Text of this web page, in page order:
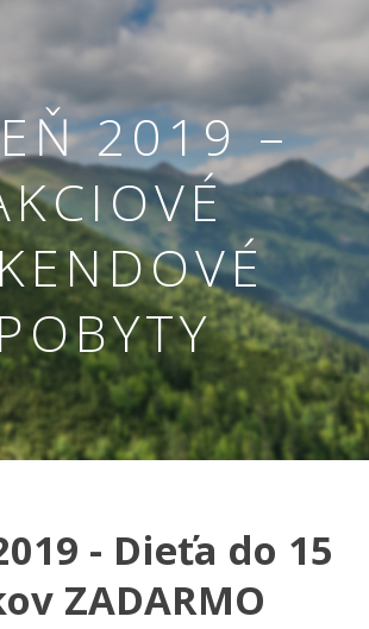
2019 –
- Dieťa do 15
ZADARMO